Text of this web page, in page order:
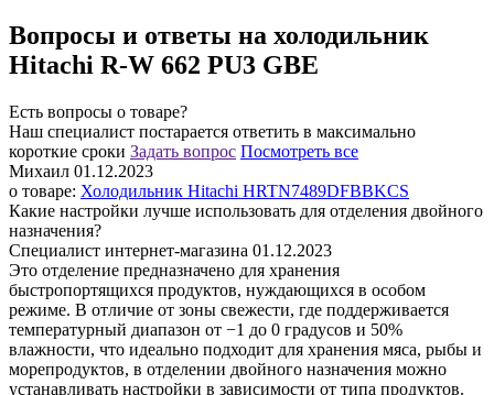
Вопросы и ответы на холодильник
Hitachi R-W 662 PU3 GBE
Есть вопросы о товаре?
Наш специалист постарается ответить в максимально
короткие сроки Задать вопрос Поcмотреть все
Михаил 01.12.2023
о товаре: Холодильник Hitachi HRTN7489DFBBKCS
Какие настройки лучше использовать для отделения двойного
назначения?
Специалист интернет-магазина 01.12.2023
Это отделение предназначено для хранения
быстропортящихся продуктов, нуждающихся в особом
режиме. В отличие от зоны свежести, где поддерживается
температурный диапазон от −1 до 0 градусов и 50%
влажности, что идеально подходит для хранения мяса, рыбы и
морепродуктов, в отделении двойного назначения можно
устанавливать настройки в зависимости от типа продуктов.